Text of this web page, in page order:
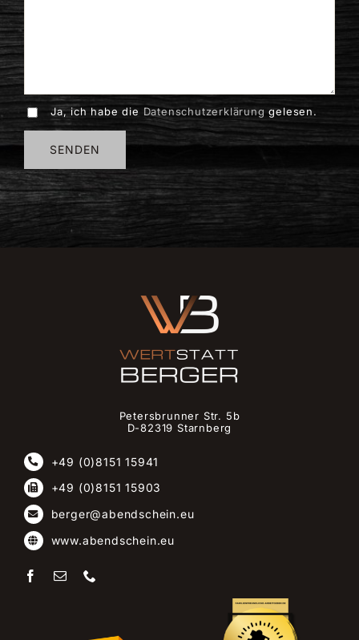
Ja, ich habe die Datenschutzerklärung gelesen.
Petersbrunner Str. 5b
D-82319 Starnberg
+49 (0)8151 15941
+49 (0)8151 15903
berger@abendschein.eu
www.abendschein.eu